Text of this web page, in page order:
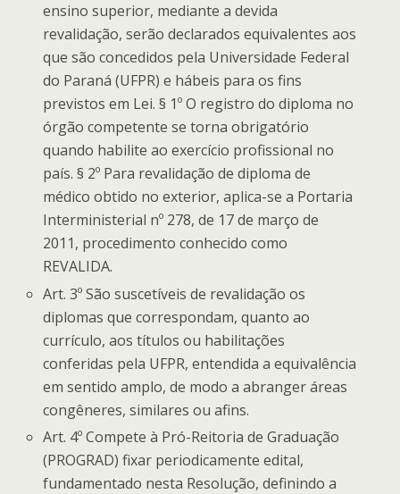
ensino superior, mediante a devida
revalidação, serão declarados equivalentes aos
que são concedidos pela Universidade Federal
do Paraná (UFPR) e hábeis para os fins
previstos em Lei. § 1º O registro do diploma no
órgão competente se torna obrigatório
quando habilite ao exercício profissional no
país. § 2º Para revalidação de diploma de
médico obtido no exterior, aplica-se a Portaria
Interministerial nº 278, de 17 de março de
2011, procedimento conhecido como
REVALIDA.
Art. 3º São suscetíveis de revalidação os
diplomas que correspondam, quanto ao
currículo, aos títulos ou habilitações
conferidas pela UFPR, entendida a equivalência
em sentido amplo, de modo a abranger áreas
congêneres, similares ou afins.
Art. 4º Compete à Pró-Reitoria de Graduação
(PROGRAD) fixar periodicamente edital,
fundamentado nesta Resolução, definindo a